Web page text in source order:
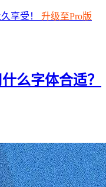
享受！ 升级至Pro版
么字体合适？